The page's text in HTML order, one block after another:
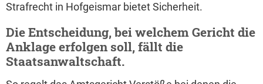
Strafrecht in Hofgeismar bietet Sicherheit.
Die Entscheidung, bei welchem Gericht die
Anklage erfolgen soll, fällt die
Staatsanwaltschaft.